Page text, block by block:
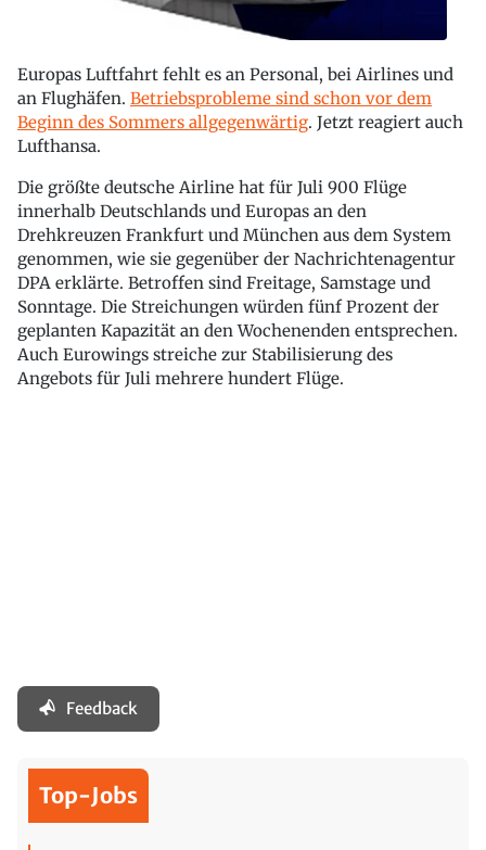
Europas Luftfahrt fehlt es an Personal, bei Airlines und
an Flughäfen. Betriebsprobleme sind schon vor dem
Beginn des Sommers allgegenwärtig. Jetzt reagiert auch
Lufthansa.
Die größte deutsche Airline hat für Juli 900 Flüge
innerhalb Deutschlands und Europas an den
Drehkreuzen Frankfurt und München aus dem System
genommen, wie sie gegenüber der Nachrichtenagentur
DPA erklärte. Betroffen sind Freitage, Samstage und
Sonntage. Die Streichungen würden fünf Prozent der
geplanten Kapazität an den Wochenenden entsprechen.
Auch Eurowings streiche zur Stabilisierung des
Angebots für Juli mehrere hundert Flüge.
Feedback
Top-Jobs